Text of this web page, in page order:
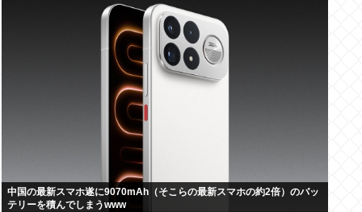
中国の最新スマホ遂に9070mAh（そこらの最新スマホの約2倍）のバッ
テリーを積んでしまうwww